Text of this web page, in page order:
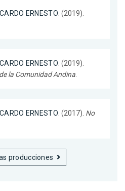
ERNESTO. (2019).
ERNESTO. (2019).
la Comunidad Andina.
ERNESTO. (2017). No
producciones